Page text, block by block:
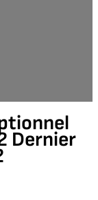
Dernier